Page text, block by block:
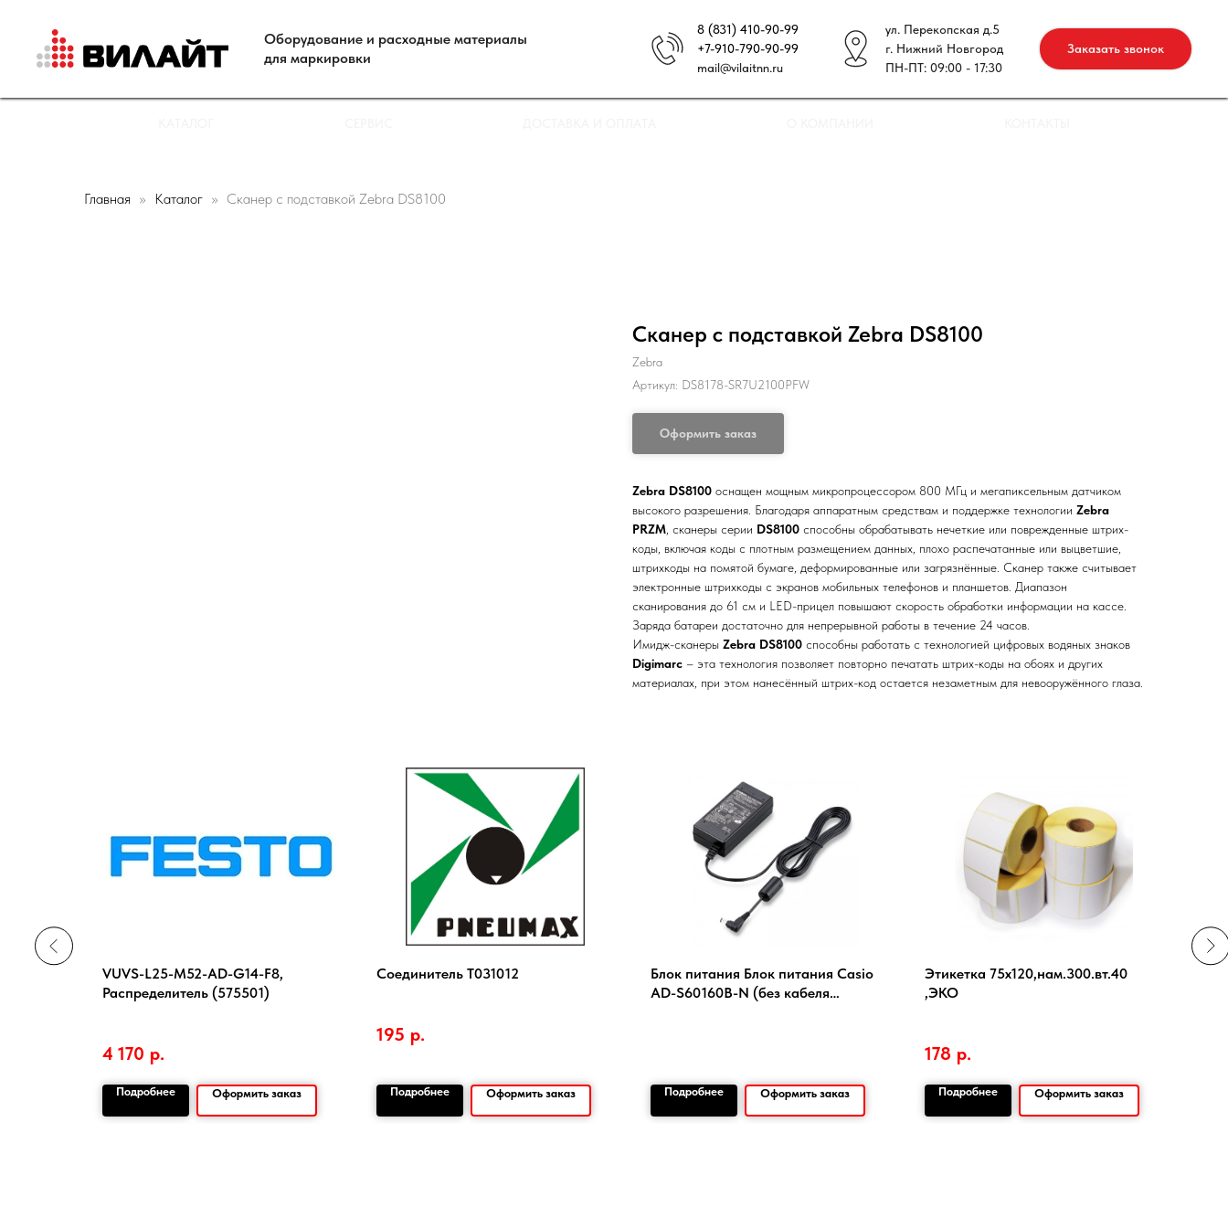
Оборудование и расходные материалы
для маркировки
8 (831) 410-90-99
+7-910-790-90-99
mail@vilaitnn.ru
ул. Перекопская д.5
г. Нижний Новгород
ПН-ПТ: 09:00 - 17:30
Заказать звонок
Главная Каталог Сканер с подставкой Zebra DS8100
Сканер с подставкой Zebra DS8100
Zebra
Артикул: DS8178-SR7U2100PFW
Оформить заказ
Zebra DS8100 оснащен мощным микропроцессором 800 МГц и мегапиксельным датчиком
высокого разрешения. Благодаря аппаратным средствам и поддержке технологии Zebra
PRZM , сканеры серии DS8100 способны обрабатывать нечеткие или поврежденные штрих-
коды, включая коды с плотным размещением данных, плохо распечатанные или выцветшие,
штрихкоды на помятой бумаге, деформированные или загрязнённые. Сканер также считывает
электронные штрихкоды с экранов мобильных телефонов и планшетов. Диапазон
сканирования до 61 см и LED-прицел повышают скорость обработки информации на кассе.
Заряда батареи достаточно для непрерывной работы в течение 24 часов.
Имидж-сканеры Zebra DS8100 способны работать с технологией цифровых водяных знаков
Digimarc – эта технология позволяет повторно печатать штрих-коды на обоях и других
материалах, при этом нанесённый штрих-код остается незаметным для невооружённого глаза.
VUVS-L25-M52-AD-G14-F8,
Распределитель (575501)
4 170 р.
Подробнее Оформить заказ
Соединитель Т031012
195 р.
Подробнее Оформить заказ
Блок питания Блок питания Casio
AD-S60160B-N (без кабеля
Подробнее Оформить заказ
Этикетка 75х120,нам.300.вт.40
,ЭКО
178 р.
Подробнее Оформить заказ